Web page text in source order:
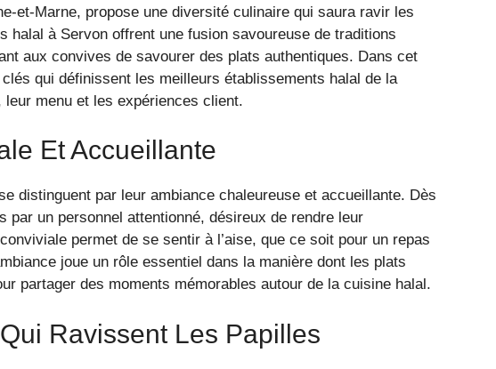
et-Marne, propose une diversité culinaire qui saura ravir les
halal à Servon offrent une fusion savoureuse de traditions
aux convives de savourer des plats authentiques. Dans cet
qui définissent les meilleurs établissements halal de la
menu et les expériences client.
Et Accueillante
distinguent par leur ambiance chaleureuse et accueillante. Dès
par un personnel attentionné, désireux de rendre leur
permet de se sentir à l’aise, que ce soit pour un repas
joue un rôle essentiel dans la manière dont les plats
partager des moments mémorables autour de la cuisine halal.
Ravissent Les Papilles